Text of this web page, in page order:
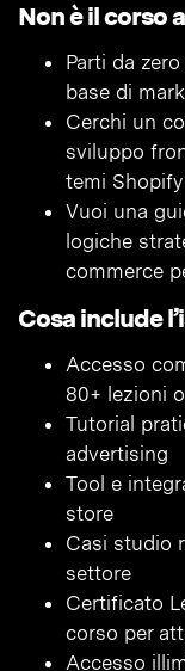
Non è il corso
Parti da
base di
Cerchi un
sviluppo
temi Shopify
Vuoi una
logiche
commerce
Cosa include
Accesso
80+ lezioni
Tutorial
advertising
Tool e
store
Casi studio
settore
Certificato
corso per
Accesso